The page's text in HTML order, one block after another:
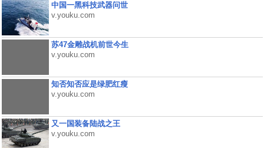
中国一黑科技武器问世
v.youku.com
苏47金雕战机前世今生
v.youku.com
知否知否应是绿肥红瘦
v.youku.com
又一国装备陆战之王
v.youku.com